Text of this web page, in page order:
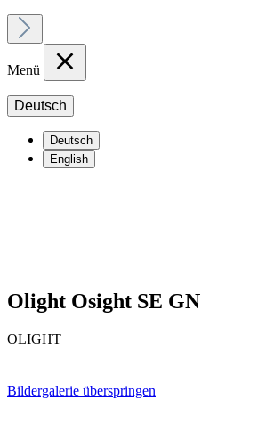
Menü
Deutsch
Deutsch
English
Olight Osight SE GN
OLIGHT
Bildergalerie überspringen